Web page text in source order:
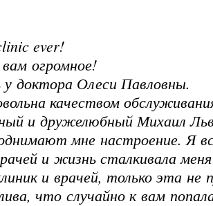
ever!
огромное!
у доктора Олеси Павловны.
качеством
и дружелюбный Михаил
мне настроение. Я
и жизнь сталкивала
и врачей, только эта не
что случайно к вам